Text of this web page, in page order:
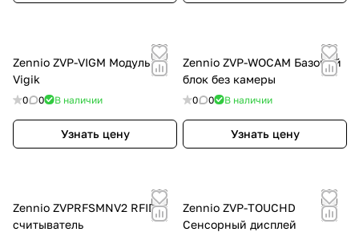
Zennio ZVP-VIGM Модуль
Vigik
0 0 В наличии
Узнать цену
Zennio ZVP-WOCAM Базовый
блок без камеры
0 0 В наличии
Узнать цену
Zennio ZVPRFSMNV2 RFID-
считыватель
Zennio ZVP-TOUCHD
Сенсорный дисплей